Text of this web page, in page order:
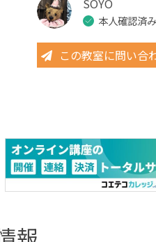
本人確認済み
この教室に問い合